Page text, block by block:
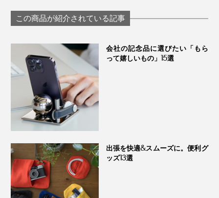
この商品が紹介されている記事
会社の記念品に選びたい「もら
って嬉しいもの」15選
出張を快適&スムーズに。便利グ
ッズ13選